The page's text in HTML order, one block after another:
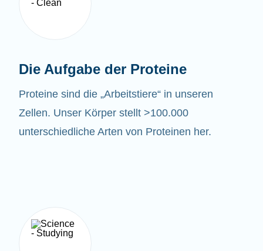
Die Aufgabe der Proteine
Proteine sind die „Arbeitstiere“ in unseren
Zellen. Unser Körper stellt >100.000
unterschiedliche Arten von Proteinen her.